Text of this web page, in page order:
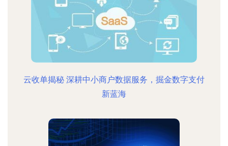
云收单揭秘 深耕中小商户数据服务，掘金数字支付
新蓝海